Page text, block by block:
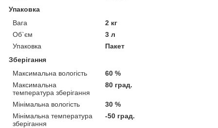
Упаковка
Вага
2 кг
Об`єм
3 л
Упаковка
Пакет
Зберігання
Максимальна вологість
60 %
Максимальна
температура зберігання
80 град.
Мінімальна вологість
30 %
Мінімальна температура
зберігання
-50 град.